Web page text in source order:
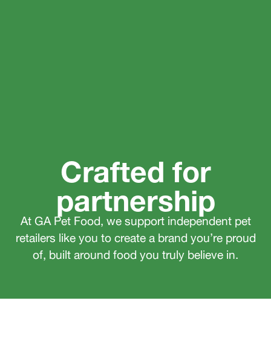
Crafted for
partnership
At GA Pet Food, we support independent pet
retailers like you to create a brand you’re proud
of, built around food you truly believe in.